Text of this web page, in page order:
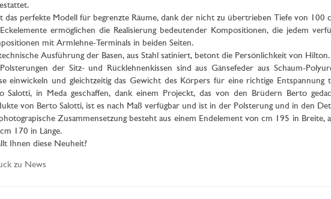
das perfekte Modell für begrenzte Räume, dank der nicht zu übertrieben Tiefe von 100
ermöglichen die Realisierung bedeutender Kompositionen, die jedem
mit Armlehne-Terminals in beiden Seiten.
Ausführung der Basen, aus Stahl satiniert, betont die Persönlichkeit von Hilton.
der Sitz- und Rücklehnenkissen sind aus Gänsefeder aus Schaum-
einwickeln und gleichtzeitig das Gewicht des Körpers für eine richtige
Salotti, in Meda geschaffen, dank einem Projeckt, das von den Brüdern Berto
von Berto Salotti, ist es nach Maß verfügbar und ist in der Polsterung und in den
Zusammensetzung besteht aus einem Endelement von cm 195 in Breite,
170 in Länge.
Ihnen diese Neuheit?
zu News